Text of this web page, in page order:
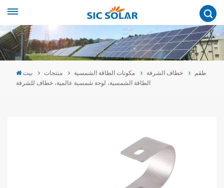
بيت منتجات مكونات الطاقة الشمسية خطاف الشرفة
طقم
الطاقة الشمسية، لوحة شمسية عالمية، خطاف للشرفة